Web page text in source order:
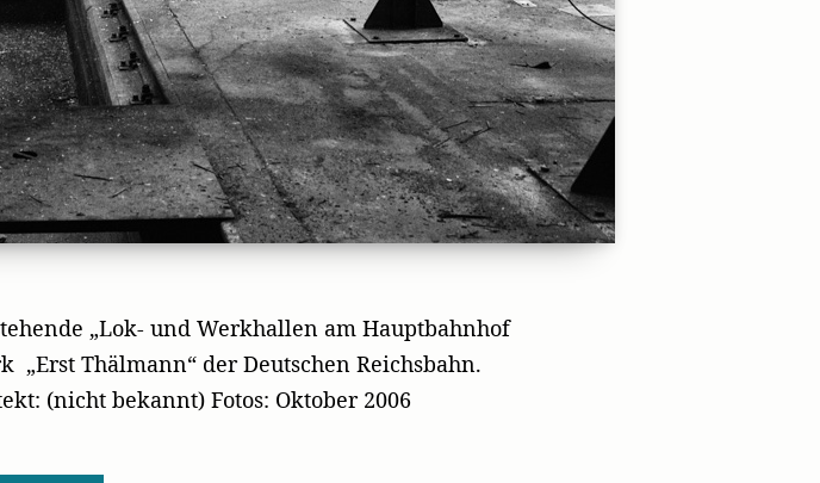
„Lok- und Werkhallen am Hauptbahnhof
„Erst Thälmann“ der Deutschen Reichsbahn.
(nicht bekannt) Fotos: Oktober 2006